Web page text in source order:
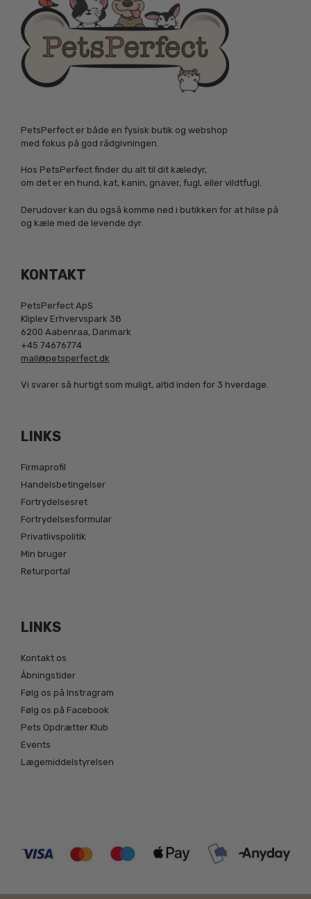
PetsPerfect er både en fysisk butik og webshop
med fokus på god rådgivningen.
Hos PetsPerfect finder du alt til dit kæledyr,
om det er en hund, kat, kanin, gnaver, fugl, eller vildtfugl.
Derudover kan du også komme ned i butikken for at hilse på
og kæle med de levende dyr.
KONTAKT
PetsPerfect ApS
Kliplev Erhvervspark 38
6200 Aabenraa, Danmark
+45 74676774
mail@petsperfect.dk
Vi svarer så hurtigt som muligt, altid inden for 3 hverdage.
LINKS
Firmaprofil
Handelsbetingelser
Fortrydelsesret
Fortrydelsesformular
Privatlivspolitik
Min bruger
Returportal
LINKS
Kontakt os
Åbningstider
Følg os på Instragram
Følg os på Facebook
Pets Opdrætter Klub
Events
Lægemiddelstyrelsen